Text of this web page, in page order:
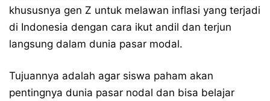
khususnya gen Z untuk melawan inflasi yang terjadi
di Indonesia dengan cara ikut andil dan terjun
langsung dalam dunia pasar modal.
Tujuannya adalah agar siswa paham akan
pentingnya dunia pasar nodal dan bisa belajar